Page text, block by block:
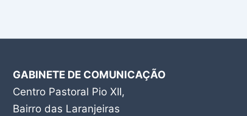
GABINETE DE COMUNICAÇÃO
Centro Pastoral Pio XII,
Bairro das Laranjeiras